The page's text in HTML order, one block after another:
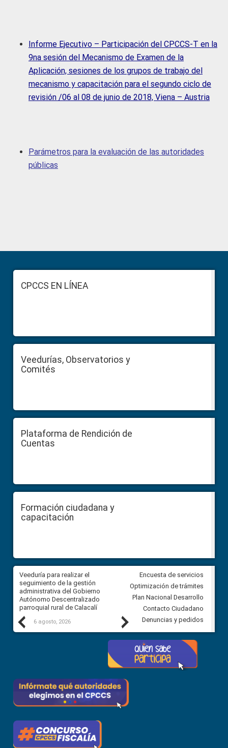
Informe Ejecutivo – Participación del CPCCS-T en la
9na sesión del Mecanismo de Examen de la
Aplicación, sesiones de los grupos de trabajo del
mecanismo y capacitación para el segundo ciclo de
revisión /06 al 08 de junio de 2018, Viena – Austria
Parámetros para la evaluación de las autoridades
públicas
Sidebar
FooterCPCCS EN LÍNEA
Veedurías, Observatorios y
Comités
Plataforma de Rendición de
Cuentas
Formación ciudadana y
capacitación
Previous
Veeduría para realizar el
seguimiento de la gestión
administrativa del Gobierno
Autónomo Descentralizado
parroquial rural de Calacalí
6 agosto, 2026
Veeduría para vigilar los
derivados de la Audiencia
comunidad Urbina, parroquia
Carolina
5 agosto, 2026
Next
Encuesta de servicios
Optimización de trámites
Plan Nacional Desarrollo
Contacto Ciudadano
Denuncias y pedidos